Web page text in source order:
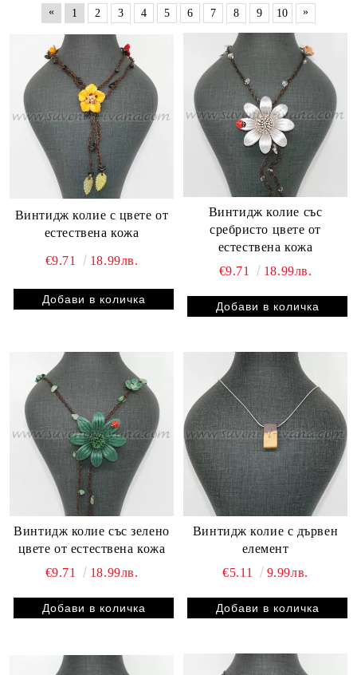
« 1 2 3 4 5 6 7 8 9 10 »
Винтидж колие с цвете от
естествена кожа
€9.71 18.99лв.
Винтидж колие със
сребристо цвете от
естествена кожа
€9.71
18.99лв.
Винтидж колие със зелено
цвете от естествена кожа
€9.71
18.99лв.
Винтидж колие с дървен
елемент
€5.11
9.99лв.